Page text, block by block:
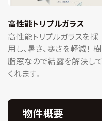
高性能トリプルガラス
高性能トリプルガラスを採
用し、暑さ、寒さを軽減！ 樹
脂窓なので結露を解決して
くれます。
物件概要